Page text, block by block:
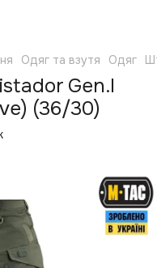
Одяг та взутя Одяг
Gen.I
(36/30)